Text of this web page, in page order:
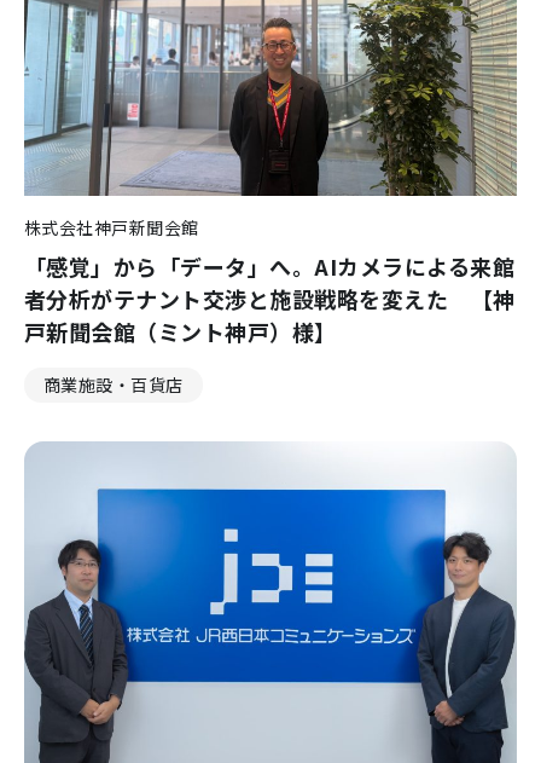
株式会社神戸新聞会館
「感覚」から「データ」へ。AIカメラによる来館
者分析がテナント交渉と施設戦略を変えた 【神
戸新聞会館（ミント神戸）様】
商業施設・百貨店